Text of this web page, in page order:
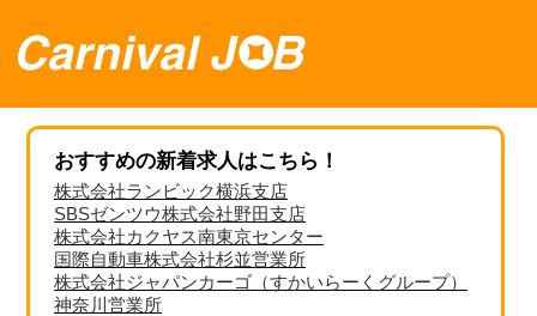
おすすめの新着求人はこちら！
株式会社ランビック横浜支店
SBSゼンツウ株式会社野田支店
株式会社カクヤス南東京センター
国際自動車株式会社杉並営業所
株式会社ジャパンカーゴ（すかいらーくグループ）
神奈川営業所